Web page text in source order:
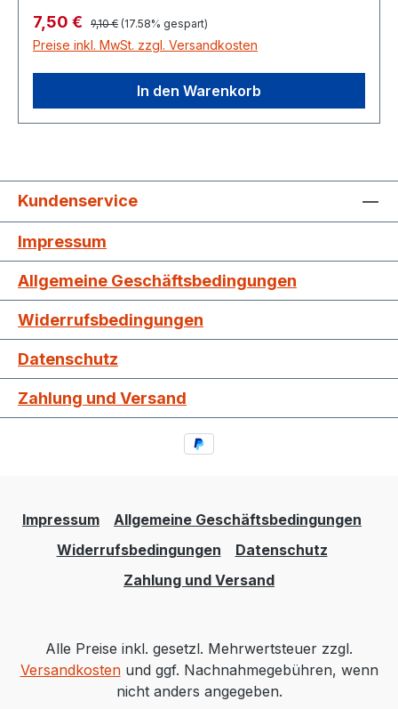
Verkaufspreis:
7,50 € Regulärer Preis:
9,10 € (17.58% gespart)
Preise inkl. MwSt. zzgl. Versandkosten
In den Warenkorb
Kundenservice
Impressum
Allgemeine Geschäftsbedingungen
Widerrufsbedingungen
Datenschutz
Zahlung und Versand
Impressum
Allgemeine Geschäftsbedingungen
Widerrufsbedingungen
Datenschutz
Zahlung und Versand
Alle Preise inkl. gesetzl. Mehrwertsteuer zzgl.
Versandkostenund ggf. Nachnahmegebühren, wenn
nicht anders angegeben.